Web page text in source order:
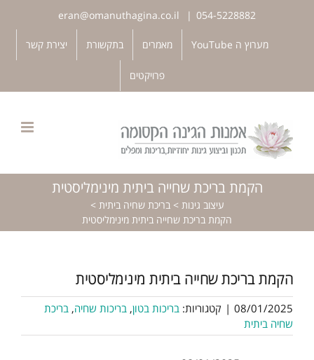
פתח סרגל נגישות
054-5228882
|
מערוץ ה YouTube מאמרים בתקשורת יצירת קשר
פרויקטים
הקמת בריכת שחייה ביתית מינימליסטית
עיצוב גינות > בריכת שחיה ביתית >
הקמת בריכת שחייה ביתית מינימליסטית
הקמת בריכת שחייה ביתית מינימליסטית
08/01/2025
| קטגוריות: בריכות בטון, בריכות שחיה, בריכת
שחיה ביתית